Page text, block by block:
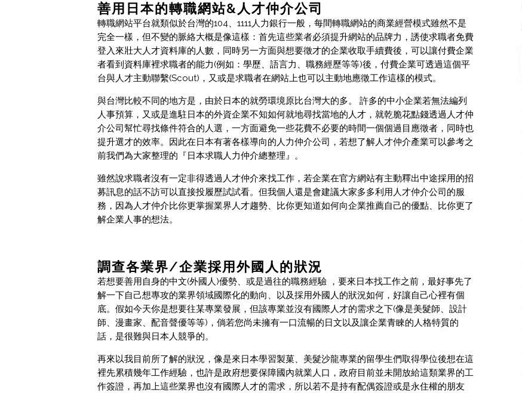
善用日本的轉職網站&人才仲介公司
轉職網站平台就類似於台灣的104、1111人力銀行一般，每間轉職網站的商業經營模式雖然不是
完全一樣，但不變的脈絡大概是像這樣：首先這些業者必須提升網站的品牌力，誘使求職者免費
登入來壯大人才資料庫的人數，同時另一方面與想要徵才的企業收取手續費後，可以讓付費企業
者看到資料庫裡求職者的能力(例如：學歷、語言力、職務經歷等等)後，付費企業可透過這個平
台與人才主動聯繫(Scout)，又或是求職者在網站上也可以主動地應徵工作這樣的模式。
與台灣比較不同的地方是，由於日本的就勞環境原比台灣大的多。 許多的中小企業若無法編列
人事預算，又或是進駐日本的外資企業不知如何就地尋找當地的人才，就乾脆花點錢透過人才仲
介公司幫忙尋找條件符合的人選，一方面避免一些花費不必要的時間一個個過目應徵者，同時也
提升選才的效率。因此在日本有著各樣導向的人力仲介公司，若想了解人才仲介產業可以參考之
前我們為大家整理的『日本求職人力仲介總整理』。
雖然說求職者沒有一定非得透過人才仲介來找工作，若企業在官方網站有主動釋出中途採用的招
募訊息的話不訪可以直接投履歷試試看。但我個人還是會建議大家多多利用人才仲介公司的服
務，因為人才仲介比你更掌握業界人才趨勢、比你更知道如何向企業推薦自己的優點、比你更了
解企業人事的想法。
調查各業界/企業採用外國人的狀況
若想要善用自身的中文(外國人)優勢、或是過往的職務經驗 ，要來日本找工作之前，最好事先了
解一下自己想專攻的業界領域國際化的動向、以及採用外國人的狀況如何，好讓自己心裡有個
底。假如今天你是想要往某專業發展，但該專業並沒有國際人才的需求之下(像是美髮師、設計
師、漫畫家、配音聲優等等)，倘若您尚未擁有一口流暢的日文以及讓企業青睞的人格特質的
話，是很難與日本人競爭的。
再來以我目前所了解的狀況，像是來日本學習製菓、美髮沙龍專業的留學生們取得學位後想在這
裡先累積幾年工作經驗，也許是政府想要保障國內就業人口，政府目前並未開放給這類業界的工
作簽證，再加上這些業界也沒有國際人才的需求，所以若不是持有配偶簽證或是永住權的朋友